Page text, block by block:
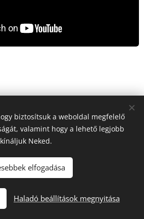
a fuvarozásban!"
Tacho Center
biztosítsuk a weboldal megfelelő
valamint hogy a lehető legjobb
Neked.
elfogadása
Haladó beállítások megnyitása